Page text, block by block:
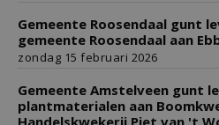
Gemeente Roosendaal gunt
gemeente Roosendaal aan
zondag 15 februari 2026
Gemeente Amstelveen gunt
plantmaterialen aan
Handelskwekerij Piet van 't